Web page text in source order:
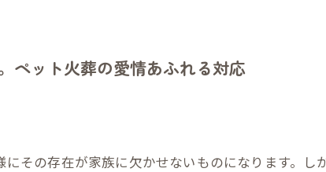
ペット火葬の愛情あふれる対応
その存在が家族に欠かせないものになります。